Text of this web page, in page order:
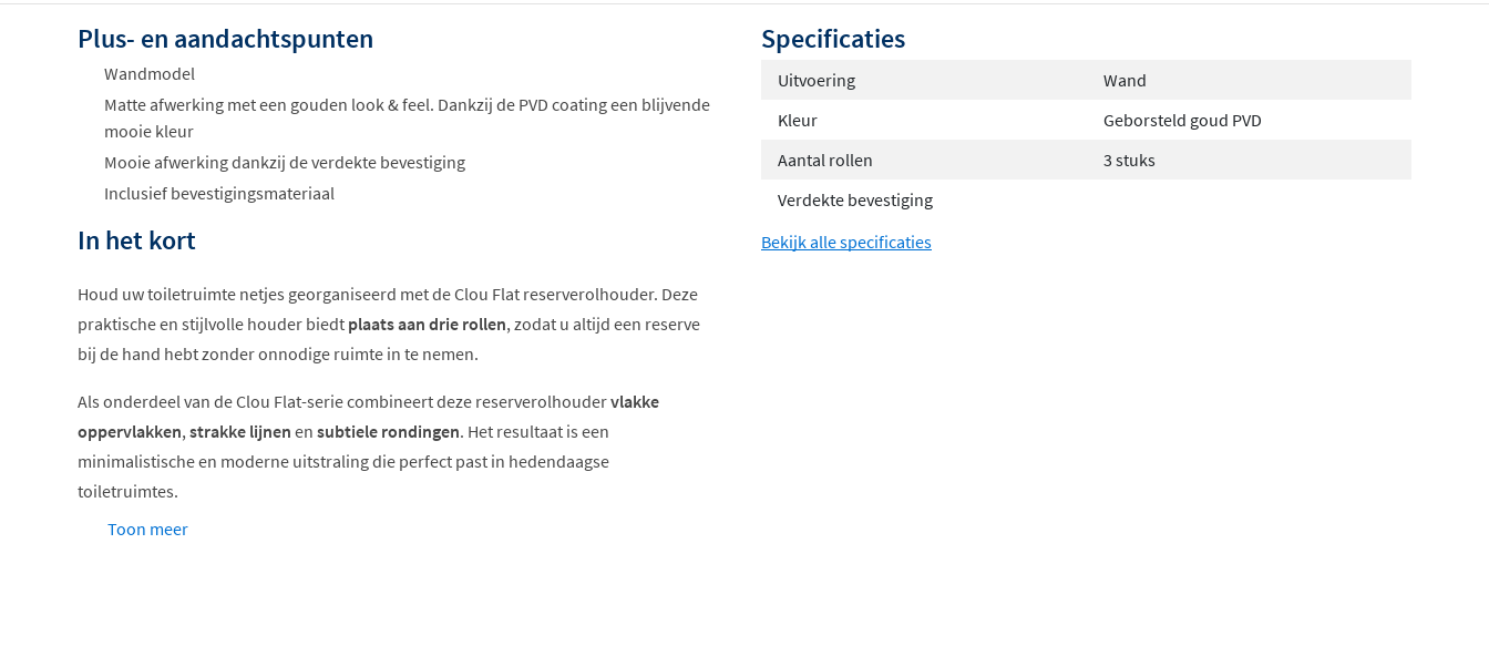
Plus- en aandachtspunten
Wandmodel
Matte afwerking met een gouden look & feel. Dankzij de PVD coating een blijvende
mooie kleur
Mooie afwerking dankzij de verdekte bevestiging
Inclusief bevestigingsmateriaal
In het kort
Houd uw toiletruimte netjes georganiseerd met de Clou Flat reserverolhouder. Deze
praktische en stijlvolle houder biedt plaats aan drie rollen, zodat u altijd een reserve
bij de hand hebt zonder onnodige ruimte in te nemen.
Als onderdeel van de Clou Flat-serie combineert deze reserverolhoudervlakke
oppervlakken,strakke lijnen en subtiele rondingen. Het resultaat is een
minimalistische en moderne uitstraling die perfect past in hedendaagse
toiletruimtes.
Keuze uit zeven luxe afwerkingen
Toon meer
Specificaties
Uitvoering
Wand
Kleur
Geborsteld goud PVD
Aantal rollen
3 stuks
Verdekte bevestiging
Bekijk alle specificaties